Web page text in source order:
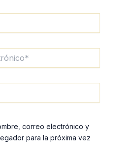
correo electrónico y
para la próxima vez